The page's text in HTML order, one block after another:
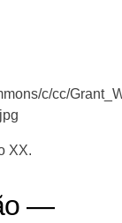
XX.
—